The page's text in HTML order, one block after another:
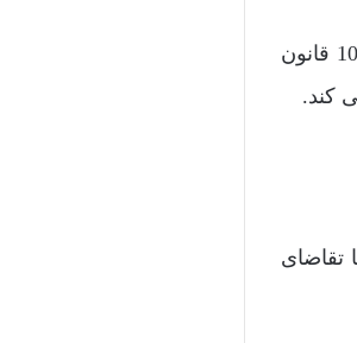
چگونگی نصب قیم ، اختیار و وظایف و مسئولیت او در مقررات مواد 1208 الی 1256 قانون مدنی و مواد 55 الی 102 قانون
کند.